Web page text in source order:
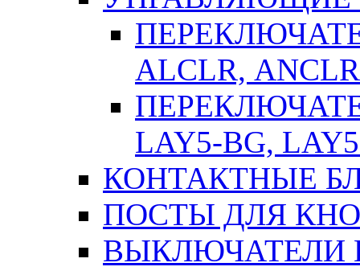
АLСLR, АNСLR
LAY5-BG,
КОНТАКТНЫЕ
ПОСТЫ ДЛЯ
ВЫКЛЮЧАТЕЛИ